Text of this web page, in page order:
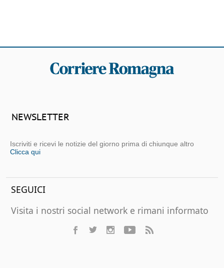
NEWSLETTER
Iscriviti e ricevi le notizie del giorno prima di chiunque altro
Clicca qui
SEGUICI
Visita i nostri social network e rimani informato